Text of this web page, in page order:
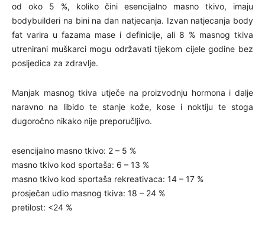
od oko 5 %, koliko čini esencijalno masno tkivo, imaju
bodybuilderi na bini na dan natjecanja. Izvan natjecanja body
fat varira u fazama mase i definicije, ali 8 % masnog tkiva
utrenirani muškarci mogu održavati tijekom cijele godine bez
posljedica za zdravlje.
Manjak masnog tkiva utječe na proizvodnju hormona i dalje
naravno na libido te stanje kože, kose i noktiju te stoga
dugoročno nikako nije preporučljivo.
esencijalno masno tkivo: 2 – 5 %
masno tkivo kod sportaša: 6 – 13 %
masno tkivo kod sportaša rekreativaca: 14 – 17 %
prosječan udio masnog tkiva: 18 – 24 %
pretilost: <24 %